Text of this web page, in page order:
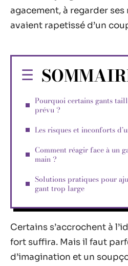
agacement, à regarder
avaient rapetissé d’un
Pourquoi certains gants
prévu ?
Les risques et inconforts
Comment réagir face à un
main ?
Solutions pratiques pour
gant trop large
Certains s’accrochent à
fort suffira. Mais il faut
d’imagination et un